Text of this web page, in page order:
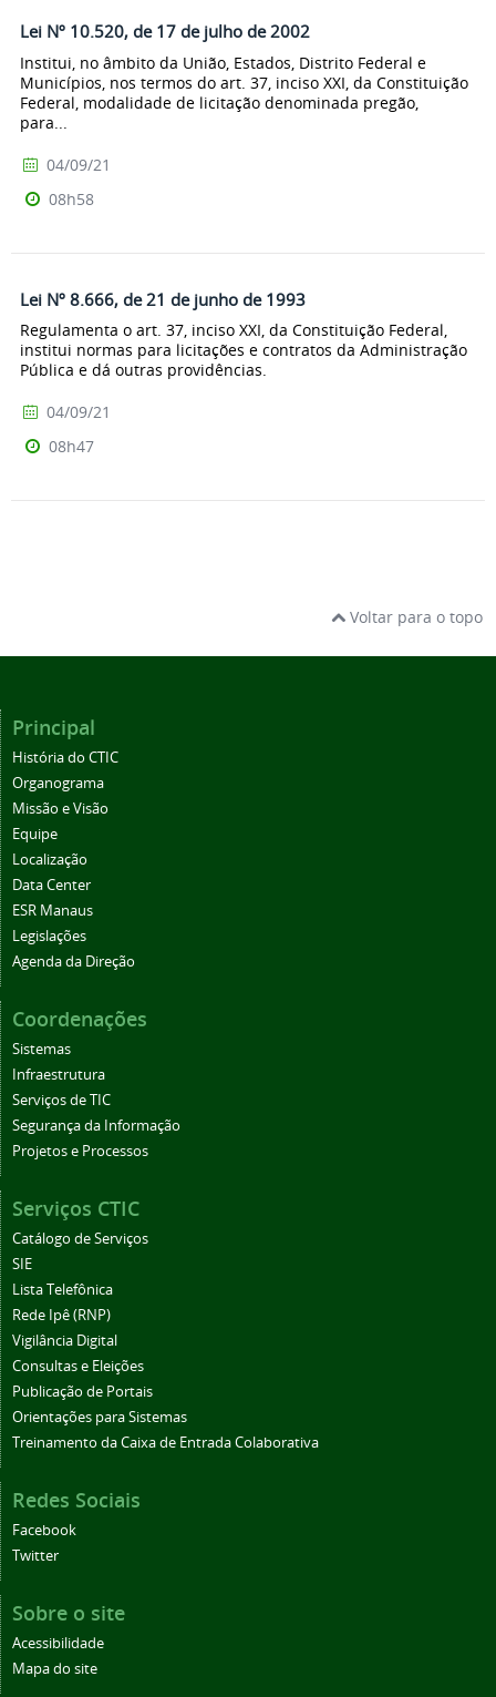
Lei Nº 10.520, de 17 de julho de 2002
Institui, no âmbito da União, Estados, Distrito Federal e
Municípios, nos termos do art. 37, inciso XXI, da Constituição
Federal, modalidade de licitação denominada pregão,
para...
04/09/21
08h58
Lei Nº 8.666, de 21 de junho de 1993
Regulamenta o art. 37, inciso XXI, da Constituição Federal,
institui normas para licitações e contratos da Administração
Pública e dá outras providências.
04/09/21
08h47
Voltar para o topo
Principal
História do CTIC
Organograma
Missão e Visão
Equipe
Localização
Data Center
ESR Manaus
Legislações
Agenda da Direção
Coordenações
Sistemas
Infraestrutura
Serviços de TIC
Segurança da Informação
Projetos e Processos
Serviços CTIC
Catálogo de Serviços
SIE
Lista Telefônica
Rede Ipê (RNP)
Vigilância Digital
Consultas e Eleições
Publicação de Portais
Orientações para Sistemas
Treinamento da Caixa de Entrada Colaborativa
Redes Sociais
Facebook
Twitter
Sobre o site
Acessibilidade
Mapa do site